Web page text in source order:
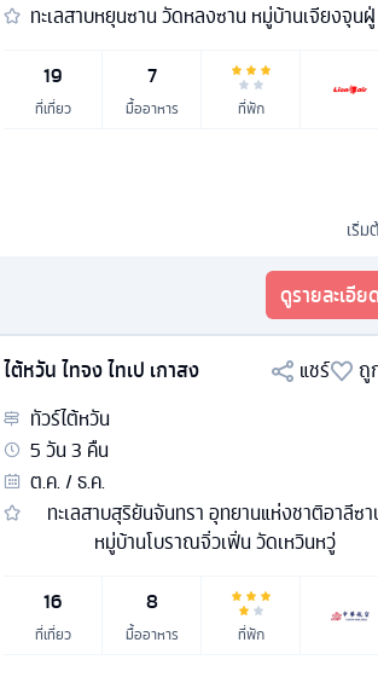
ทะเลสาบหยุนซาน วัดหลงซาน หมู่บ้านเจียงจุนฝู่
19
ที่เที่ยว
7
มื้ออาหาร ที่พัก
เริ่ม
ดูรายละเอียด
ไต้หวัน ไทจง ไทเป เกาสง แชร์
ถู
ทัวร์ไต้หวัน
5วัน3 คืน
ต.ค. / ธ.ค.
ทะเลสาบสุริยันจันทรา อุทยานแห่งชาติอาลีซ
หมู่บ้านโบราณจิ่วเฟิ่น วัดเหวินหวู่
16
ที่เที่ยว
8
มื้ออาหาร ที่พัก